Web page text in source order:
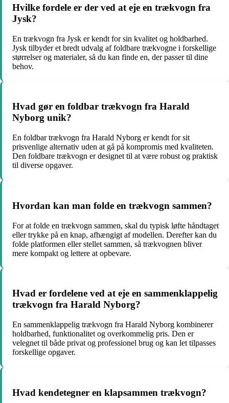
Hvilke fordele er der ved at eje en trækvogn fra
Jysk?
En trækvogn fra Jysk er kendt for sin kvalitet og holdbarhed.
Jysk tilbyder et bredt udvalg af foldbare trækvogne i forskellige
størrelser og materialer, så du kan finde en, der passer til dine
behov.
Hvad gør en foldbar trækvogn fra Harald
Nyborg unik?
En foldbar trækvogn fra Harald Nyborg er kendt for sit
prisvenlige alternativ uden at gå på kompromis med kvaliteten.
Den foldbare trækvogn er designet til at være robust og praktisk
til diverse opgaver.
Hvordan kan man folde en trækvogn sammen?
For at folde en trækvogn sammen, skal du typisk løfte håndtaget
eller trykke på en knap, afhængigt af modellen. Derefter kan du
folde platformen eller stellet sammen, så trækvognen bliver
mere kompakt og lettere at opbevare.
Hvad er fordelene ved at eje en sammenklappelig
trækvogn fra Harald Nyborg?
En sammenklappelig trækvogn fra Harald Nyborg kombinerer
holdbarhed, funktionalitet og overkommelig pris. Den er
velegnet til både privat og professionel brug og kan let tilpasses
forskellige opgaver.
Hvad kendetegner en klapsammen trækvogn?